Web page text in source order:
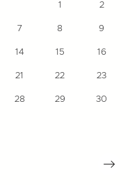
1 2
7 8 9
14 15 16
21 22 23
28 29 30